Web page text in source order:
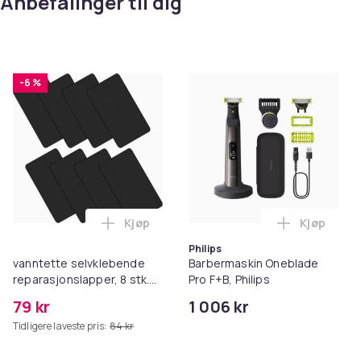
-6 %
vanntette selvklebende
reparasjonslapper, 8 stk.
79 kr
Tidligere laveste pris: 84 kr
Legg vanntette selvklebende
Kjøp
Philips
Barbermaskin Oneblade
Pro F+B, Philips
1 006 kr
Legg
Kjøp